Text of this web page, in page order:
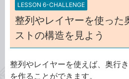
LESSON 6-CHALLENGE
整列やレイヤーを使った
ストの構造を見よう
整列やレイヤーを使えば、奥行
を作ることができます。